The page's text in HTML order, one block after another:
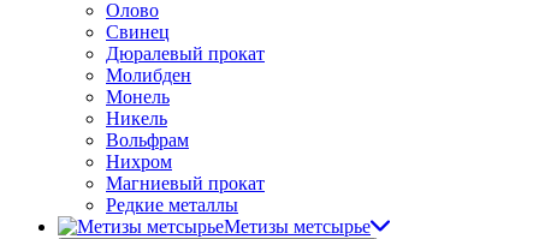
Олово
Свинец
Дюралевый прокат
Молибден
Монель
Никель
Вольфрам
Нихром
Магниевый прокат
Редкие металлы
Метизы метсырье